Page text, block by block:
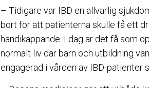
– Tidigare var IBD en allvarlig
bort för att patienterna skulle få ett
handikappande. I dag är det få som
normalt liv där barn och utbildning
engagerad i vården av IBD-patienter